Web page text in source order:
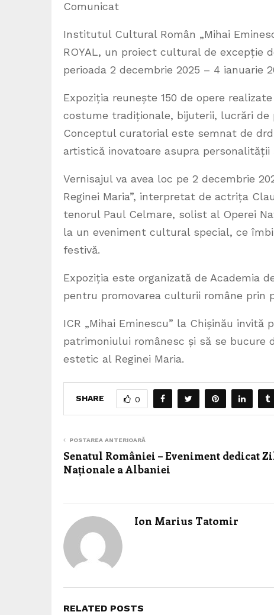
Comunicat
Institutul Cultural Român „Mihai
ROYAL, un proiect cultural de excepție
perioada 2 decembrie 2025 – 4 ianuarie
Expoziția reunește 150 de opere
costume tradiționale, bijuterii, lucrări de
Conceptul curatorial este semnat de
artistică inovatoare asupra
Vernisajul va avea loc pe 2 decembrie
Reginei Maria”, interpretat de actrița
tenorul Paul Celmare, solist al Operei
la un eveniment cultural special, ce
festivă.
Expoziția este organizată de Academia
pentru promovarea culturii române prin
ICR „Mihai Eminescu” la Chișinău
patrimoniului românesc și să se bucure
estetic al Reginei Maria.
SHARE 0
POSTAREA ANTERIOARĂ
Senatul României – Eveniment dedicat
Naționale a Albaniei
Ion Marius Tatomir
RELATED POSTS